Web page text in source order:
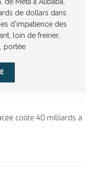
de Meta à Alibaba,
de dollars dans
d’impatience des
loin de freiner,
portée
coûte 40 milliards à